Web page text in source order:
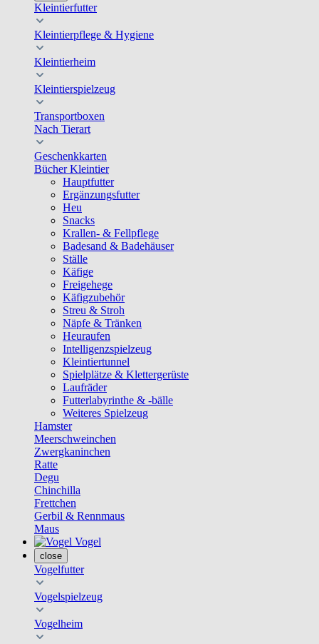
Kleintierfutter
Kleintierpflege & Hygiene
Kleintierheim
Kleintierspielzeug
Transportboxen
Nach Tierart
Geschenkkarten
Bücher Kleintier
Hauptfutter
Ergänzungsfutter
Heu
Snacks
Krallen- & Fellpflege
Badesand & Badehäuser
Ställe
Käfige
Freigehege
Käfigzubehör
Streu & Stroh
Näpfe & Tränken
Heuraufen
Intelligenzspielzeug
Kleintiertunnel
Spielplätze & Klettergerüste
Laufräder
Futterlabyrinthe & -bälle
Weiteres Spielzeug
Hamster
Meerschweinchen
Zwergkaninchen
Ratte
Degu
Chinchilla
Frettchen
Gerbil & Rennmaus
Maus
Vogel
close
Vogelfutter
Vogelspielzeug
Vogelheim